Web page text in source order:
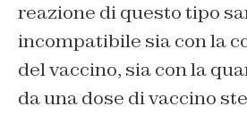
reazione di questo tipo
incompatibile sia con la
del vaccino, sia con la
da una dose di vaccino